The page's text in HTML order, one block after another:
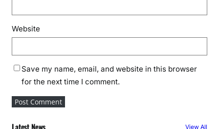
Website
Save my name, email, and website in this browser
for the next time I comment.
Latest News View All